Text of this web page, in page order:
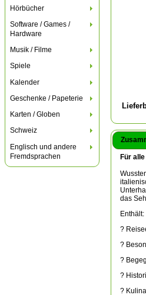
Hörbücher
Software / Games /
Hardware
Musik / Filme
Spiele
Kalender
Geschenke / Papeterie
Karten / Globen
Schweiz
Englisch und andere
Fremdsprachen
Für
das
Enthält:
?
?
?
?
?